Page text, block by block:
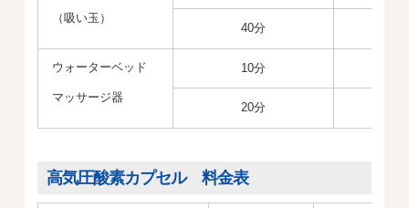
（吸い玉）
40分
ウォーターベッド
マッサージ器
10分
20分
高気圧酸素カプセル 料金表